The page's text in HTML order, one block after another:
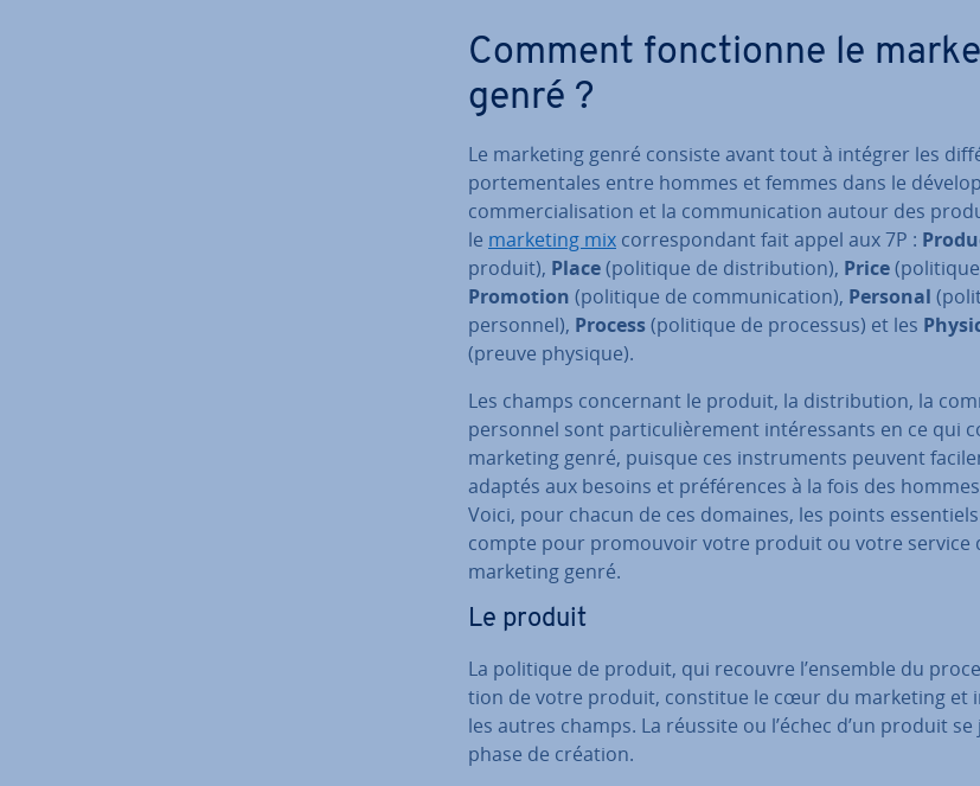
Comment fonc­tionne le
genré ?
Le marketing genré consiste avant tout à intégrer les
por­te­men­tales entre hommes et femmes dans le
com­mer­cia­li­sa­tion et la com­mu­ni­ca­tion autour des
le marketing mix cor­res­pon­dant fait appel aux 7P :
produit), Place(politique de dis­tri­bu­tion), Price
Promotion (politique de com­mu­ni­ca­tion), Personal
personnel), Process(politique de processus) et les
(preuve physique).
Les champs con­cer­nant le produit, la dis­tri­bu­tion, la
personnel sont par­ti­cu­liè­re­ment in­té­res­sants en ce qui
marketing genré, puisque ces ins­tru­ments peuvent
adaptés aux besoins et pré­fé­rences à la fois des
Voici, pour chacun de ces domaines, les points
compte pour pro­mou­voir votre produit ou votre service
marketing genré.
Le produit
La politique de produit, qui recouvre l’ensemble du
tion de votre produit, constitue le cœur du marketing et
les autres champs. La réussite ou l’échec d’un produit se
phase de création.